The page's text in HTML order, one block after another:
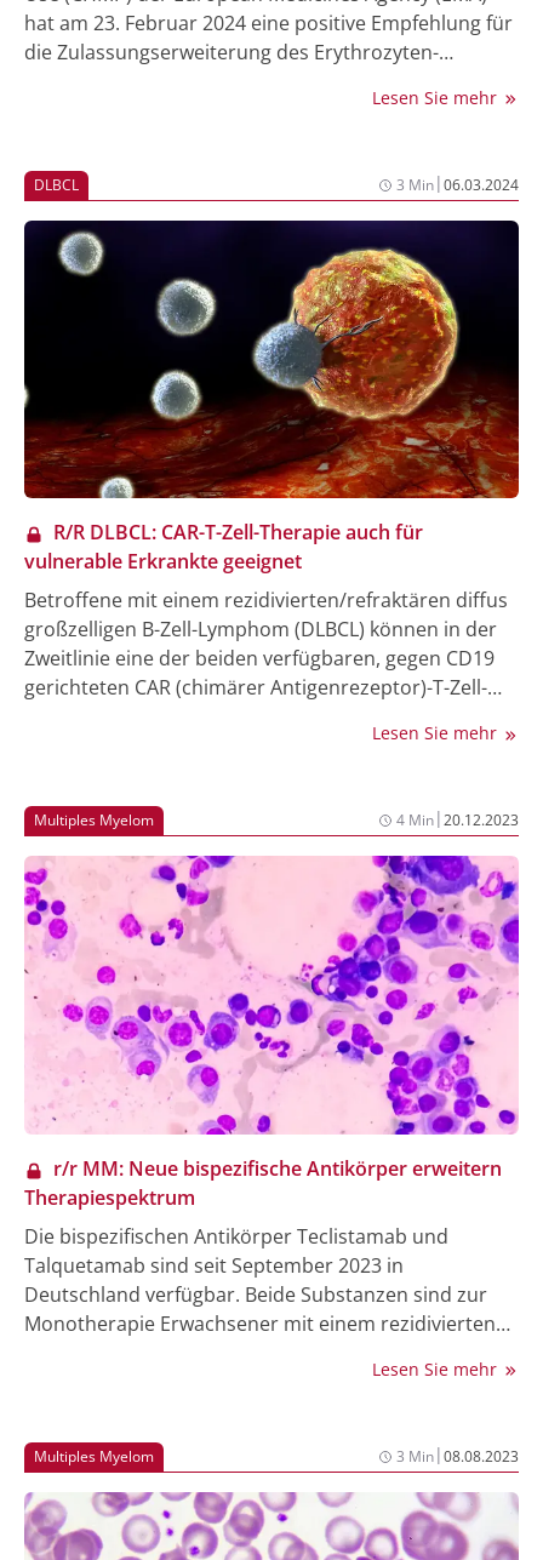
hat am 23. Februar 2024 eine positive Empfehlung für
die Zulassungserweiterung des Erythrozyten-
Erstlinientherapie des Medikaments bei Erwachsenen
Syndromen (MDS) mit sehr niedrigem bis
intermediärem Risiko ermöglichen würde.
Lesen Sie mehr
DLBCL 3 Min|06.03.2024
R/R DLBCL: CAR-T-Zell-Therapie auch für
vulnerable Erkrankte geeignet
Betroffene mit einem rezidivierten/refraktären diffus
großzelligen B-Zell-Lymphom (DLBCL) können in der
Zweitlinie eine der beiden verfügbaren, gegen CD19
gerichteten CAR (chimärer Antigenrezeptor)-T-Zell-
cel) oder Axicabtagen ciloleucel (Axi-cel). Beide CAR-T-
älteren Patient:innen unter Beweis stellen,
insbesondere Liso-cel ist zudem für Erkrankte
geeignet, für die keine Hochdosischemotherapie mit
anschließender hämatopoetischer
Stammzelltransplantation vorgesehen ist.
Lesen Sie mehr
Multiples Myelom 4 Min|20.12.2023
r/r MM: Neue bispezifische Antikörper erweitern
Therapiespektrum
Die bispezifischen Antikörper Teclistamab und
Talquetamab sind seit September 2023 in
Deutschland verfügbar. Beide Substanzen sind zur
Monotherapie Erwachsener mit einem rezidivierten
Behandlungslinie zugelassen (1, 2). Trotz eines
unterschiedliche Zielantigene, was deren Effektivität
und Sicherheitsprofil beeinflusst.
Lesen Sie mehr
Multiples Myelom 3 Min|08.08.2023